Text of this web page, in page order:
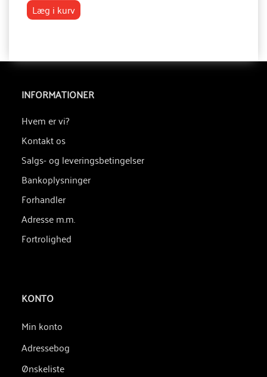
Læg i kurv
INFORMATIONER
Hvem er vi?
Kontakt os
Salgs- og leveringsbetingelser
Bankoplysninger
Forhandler
Adresse m.m.
Fortrolighed
KONTO
Min konto
Adressebog
Ønskeliste